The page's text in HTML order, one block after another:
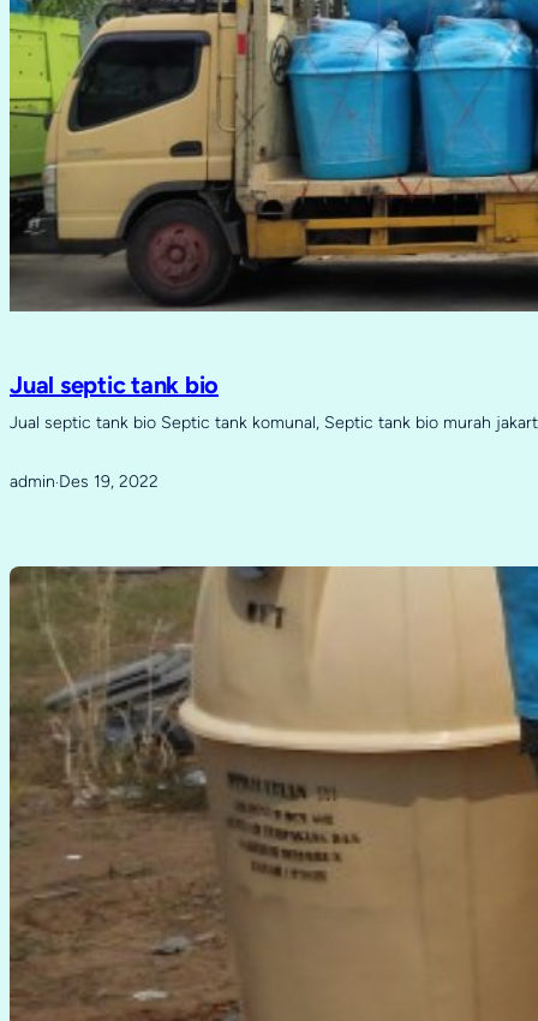
Jual septic tank bio
Jual septic tank bio Septic tank komunal, Septic tank bio murah
admin·Des 19, 2022